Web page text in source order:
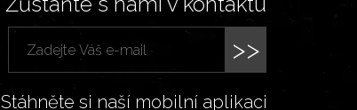
>>
Stáhněte si naší mobilní aplikaci